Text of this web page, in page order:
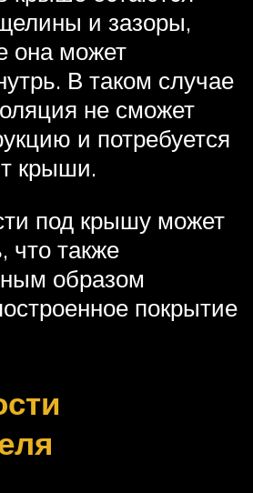
и зазоры,
она может
В таком случае
не сможет
и потребуется
крыши.
под крышу может
что также
образом
покрытие